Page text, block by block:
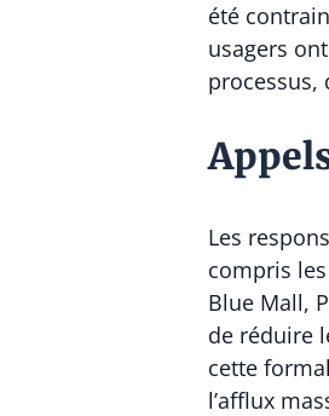
été
usagers
processus,
Les
compris
Blue Mall,
de réduire
cette
l’afflux